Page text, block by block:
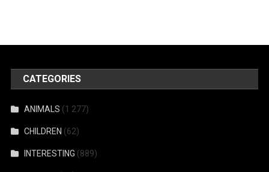
CATEGORIES
ANIMALS (1 277)
CHILDREN (62)
INTERESTING (889)